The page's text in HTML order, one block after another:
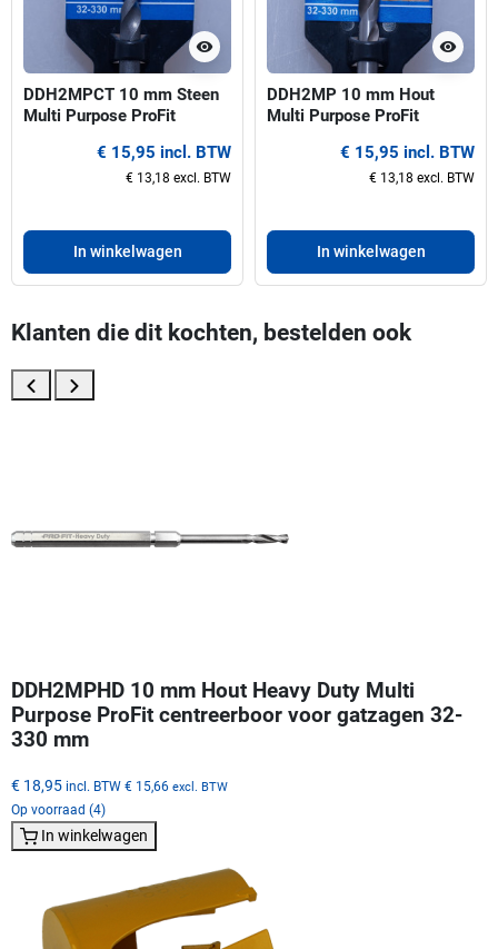
visibility
DDH2MPCT 10 mm Steen
Multi Purpose ProFit
32-330 mm€ 15,95 incl. BTW
€ 13,18 excl. BTW
In winkelwagen
visibility
DDH2MP 10 mm Hout
Multi Purpose ProFit
32-330 mm€ 15,95 incl. BTW
€ 13,18 excl. BTW
In winkelwagen
Klanten die dit kochten, bestelden ook
DDH2MPHD 10 mm Hout Heavy Duty Multi
Purpose ProFit centreerboor voor gatzagen 32-
330 mm
€ 18,95 incl. BTW € 15,66 excl. BTW
Op voorraad (4)
In winkelwagen